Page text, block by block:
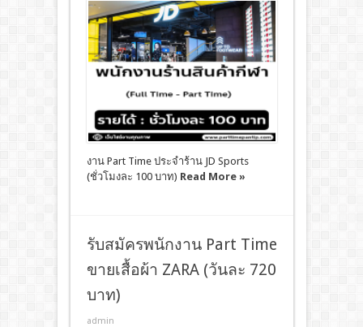
งาน Part Time ประจำร้าน JD Sports
(ชั่วโมงละ 100 บาท) Read More »
รับสมัครพนักงาน Part Time
ขายเสื้อผ้า ZARA (วันละ 720
บาท)
admin